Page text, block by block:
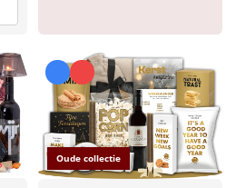
Oude collectie